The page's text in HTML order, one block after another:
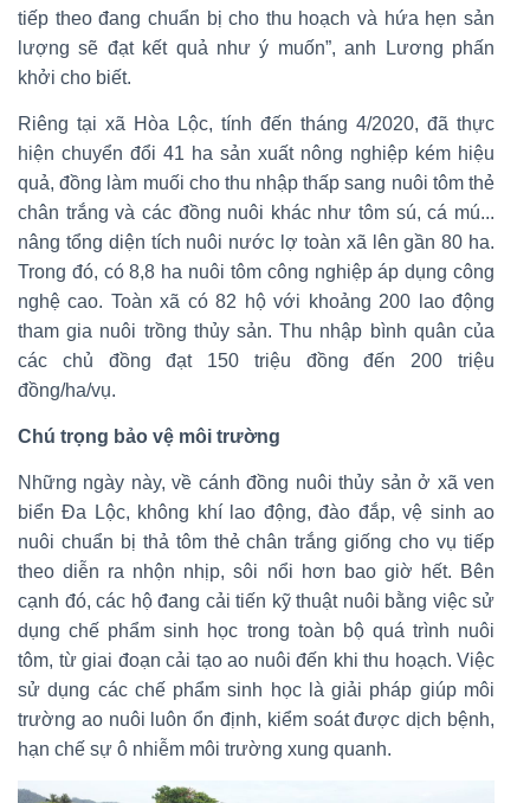
tiếp theo đang chuẩn bị cho thu hoạch và hứa hẹn sản
lượng sẽ đạt kết quả như ý muốn”, anh Lương phấn
khởi cho biết.
Riêng tại xã Hòa Lộc, tính đến tháng 4/2020, đã thực
hiện chuyển đổi 41 ha sản xuất nông nghiệp kém hiệu
quả, đồng làm muối cho thu nhập thấp sang nuôi tôm thẻ
chân trắng và các đồng nuôi khác như tôm sú, cá mú...
nâng tổng diện tích nuôi nước lợ toàn xã lên gần 80 ha.
Trong đó, có 8,8 ha nuôi tôm công nghiệp áp dụng công
nghệ cao. Toàn xã có 82 hộ với khoảng 200 lao động
tham gia nuôi trồng thủy sản. Thu nhập bình quân của
các chủ đồng đạt 150 triệu đồng đến 200 triệu
đồng/ha/vụ.
Chú trọng bảo vệ môi trường
Những ngày này, về cánh đồng nuôi thủy sản ở xã ven
biển Đa Lộc, không khí lao động, đào đắp, vệ sinh ao
nuôi chuẩn bị thả tôm thẻ chân trắng giống cho vụ tiếp
theo diễn ra nhộn nhịp, sôi nổi hơn bao giờ hết. Bên
cạnh đó, các hộ đang cải tiến kỹ thuật nuôi bằng việc sử
dụng chế phẩm sinh học trong toàn bộ quá trình nuôi
tôm, từ giai đoạn cải tạo ao nuôi đến khi thu hoạch. Việc
sử dụng các chế phẩm sinh học là giải pháp giúp môi
trường ao nuôi luôn ổn định, kiểm soát được dịch bệnh,
hạn chế sự ô nhiễm môi trường xung quanh.